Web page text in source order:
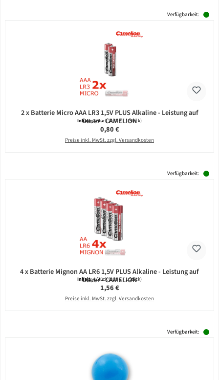
Verfügbarkeit:
2 x Batterie Micro AAA LR3 1,5V PLUS Alkaline - Leistung auf
Dauer - CAMELION
Inhalt:2 Stück(0,40 € / 1 Stück)
Regulärer Preis:
0,80 €
Preise inkl. MwSt. zzgl. Versandkosten
Verfügbarkeit:
4 x Batterie Mignon AA LR6 1,5V PLUS Alkaline - Leistung auf
Dauer - CAMELION
Inhalt:4 Stück(0,39 € / 1 Stück)
Regulärer Preis:
1,56 €
Preise inkl. MwSt. zzgl. Versandkosten
Verfügbarkeit: